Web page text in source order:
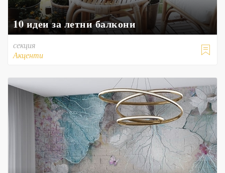
10 идеи за летни балкони

секция
Акценти